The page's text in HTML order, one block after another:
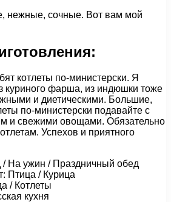
нежные, сочные. Вот вам мой
котлеты по-министерски. Я
куриного фарша, из индюшки тоже
и диетическими. Большие,
по-министерски подавайте с
и свежими овощами. Обязательно
Успехов и приятного
/ На ужин / Праздничный обед
Птица / Курица
/ Котлеты
кухня